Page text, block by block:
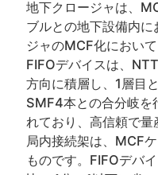
地下クロージャは、
ブルとの地下設備内
ジャのMCF化におい
FIFOデバイスは、
方向に積層し、1層目
SMF4本との合分岐を
れており、高信頼で量
局内接続架は、MCF
ものです。FIFOデバ